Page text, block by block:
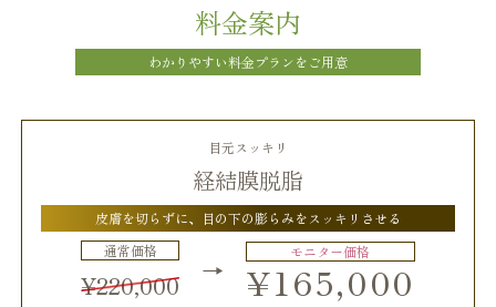
料金案内
わかりやすい料金プランをご用意
目元スッキリ
経結膜脱脂
皮膚を切らずに、目の下の膨らみをスッキリさせる
通常価格
¥220,000 →
モニター価格
¥165,000